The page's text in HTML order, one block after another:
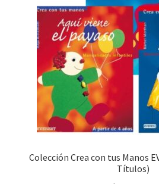
Colección Crea con tus Manos
Títulos)